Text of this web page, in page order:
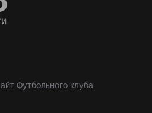
Футбольного клуба